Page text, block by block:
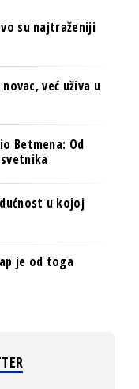
su najtraženiji
već uživa u
Betmena: Od
u kojoj
je od toga